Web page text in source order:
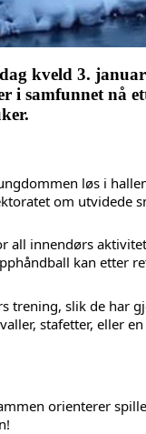
kveld 3.
i samfunnet nå
løs i
om utvidede
innendørs
kan
trening, slik de har
stafetter, eller
orienterer